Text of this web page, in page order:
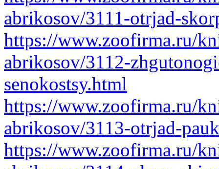
abrikosov/3111-otrjad-
https://www.zoofirma.ru/
abrikosov/3112-
senokostsy.html
https://www.zoofirma.ru/
abrikosov/3113-otrjad-
https://www.zoofirma.ru/